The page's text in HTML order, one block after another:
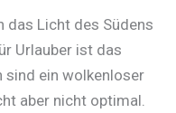
das Licht des Südens
Urlauber ist das
ein wolkenloser
aber nicht optimal.